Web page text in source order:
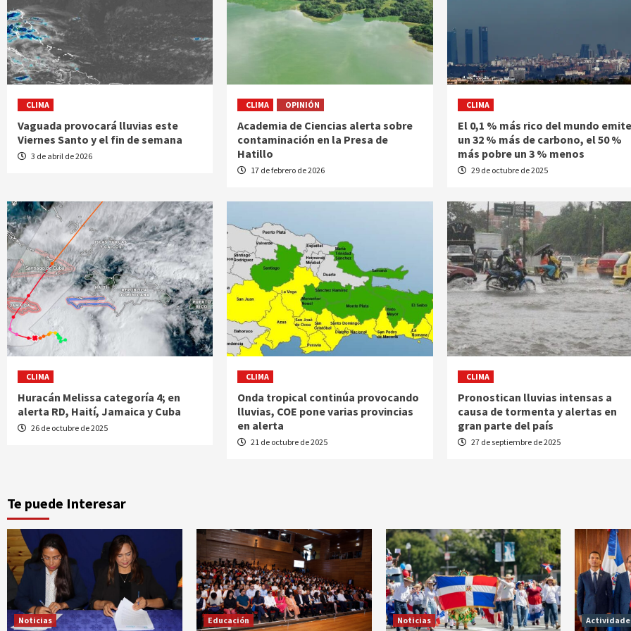
CLIMA
Vaguada provocará lluvias este
Viernes Santo y el fin de semana
3 de abril de 2026
CLIMA OPINIÓN
Academia de Ciencias alerta sobre
contaminación en la Presa de
Hatillo
17 de febrero de 2026
CLIMA
El 0,1 % más rico del mundo emite
un 32 % más de carbono, el 50 %
más pobre un 3 % menos
29 de octubre de 2025
CLIMA
Huracán Melissa categoría 4; en
alerta RD, Haití, Jamaica y Cuba
26 de octubre de 2025
CLIMA
Onda tropical continúa provocando
lluvias, COE pone varias provincias
en alerta
21 de octubre de 2025
CLIMA
Pronostican lluvias intensas a
causa de tormenta y alertas en
gran parte del país
27 de septiembre de 2025
Te puede Interesar
Noticias Educación Noticias